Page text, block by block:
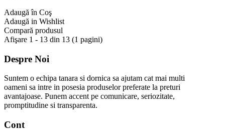
Adaugă în Coş
Adaugă in Wishlist
Compară produsul
Afişare 1 - 13 din 13 (1 pagini)
Despre Noi
Suntem o echipa tanara si dornica sa ajutam cat mai multi
oameni sa intre in posesia produselor preferate la preturi
avantajoase. Punem accent pe comunicare, seriozitate,
promptitudine si transparenta.
Cont